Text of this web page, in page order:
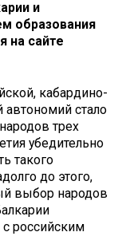
и
образования
на сайте
кабардино-
автономий стало
трех
убедительно
такого
до этого,
выбор народов
российским